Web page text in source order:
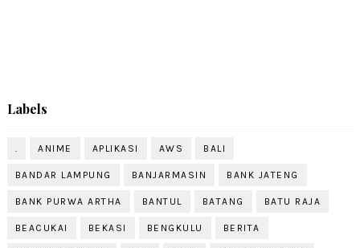
Labels
. ANIME APLIKASI AWS BALI
BANDAR LAMPUNG BANJARMASIN BANK JATENG
BANK PURWA ARTHA BANTUL BATANG BATU RAJA
BEACUKAI BEKASI BENGKULU BERITA